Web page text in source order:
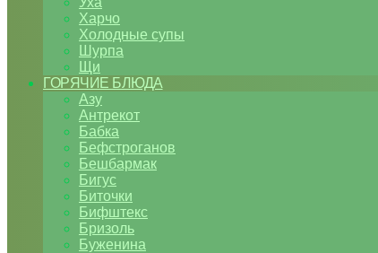
Харчо
Холодные супы
Шурпа
Щи
ГОРЯЧИЕ БЛЮДА
Азу
Антрекот
Бабка
Бефстроганов
Бешбармак
Бигус
Биточки
Бифштекс
Бризоль
Буженина